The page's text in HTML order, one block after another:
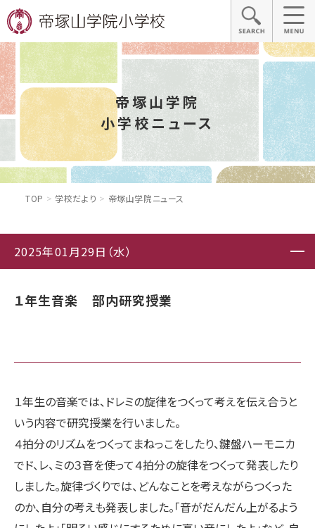
帝塚山学院
小学校ニュース
TOP 学校だより 帝塚山学院ニュース
2025年01月29日（水）
１年生音楽 部内研究授業
１年生の音楽では、ドレミの旋律をつくって考えを伝え合うと
いう内容で研究授業を行いました。
４拍分のリズムをつくってまねっこをしたり、鍵盤ハーモニカ
でド、レ、ミの３音を使って４拍分の旋律をつくって発表したり
しました。旋律づくりでは、どんなことを考えながらつくった
のか、自分の考えも発表しました。「音がだんだん上がるよう